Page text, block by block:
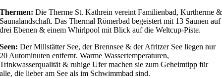
Thermen: Die Therme St. Kathrein vereint Familienbad, Kurtherme &
Saunalandschaft. Das Thermal Römerbad begeistert mit 13 Saunen auf
drei Ebenen & einem Whirlpool mit Blick auf die Weltcup-Piste.
Seen: Der Millstätter See, der Brennsee & der Afritzer See liegen nur
20 Autominuten entfernt. Warme Wassertemperaturen,
Trinkwasserqualität & ruhige Ufer machen sie zum Geheimtipp für
alle, die lieber am See als im Schwimmbad sind.